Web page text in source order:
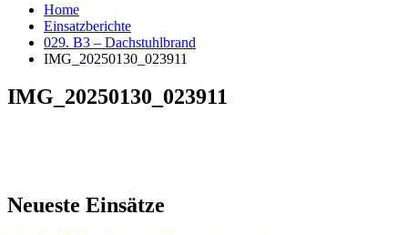
Home
Einsatzberichte
029. B3 – Dachstuhlbrand
IMG_20250130_023911
IMG_20250130_023911
Neueste Einsätze